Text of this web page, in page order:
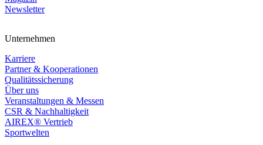
Newsletter
Unternehmen
Karriere
Partner & Kooperationen
Qualitätssicherung
Über uns
Veranstaltungen & Messen
CSR & Nachhaltigkeit
AIREX® Vertrieb
Sportwelten